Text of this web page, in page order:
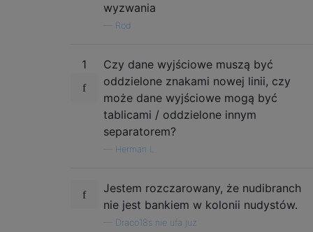
wyzwania
Rod
1
Czy dane wyjściowe muszą być
oddzielone znakami nowej linii, czy
może dane wyjściowe mogą być
tablicami / oddzielone innym
separatorem?
Herman L
Jestem rozczarowany, że nudibranch
nie jest bankiem w kolonii nudystów.
Draco18s nie ufa już